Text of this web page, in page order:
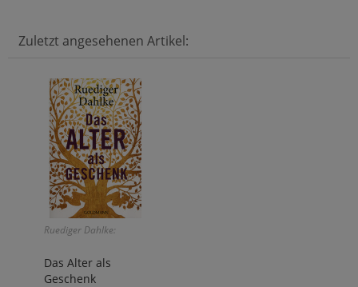
Zuletzt angesehenen Artikel:
Ruediger Dahlke:
Das Alter als
Geschenk